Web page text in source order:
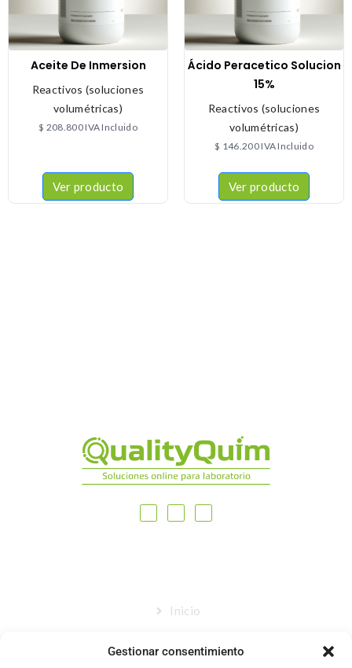
Gestionar consentimiento
Aceite De Inmersion
Reactivos (soluciones
volumétricas)
$ 208.800IVA Incluido
Ver producto
Ácido Peracetico Solucion
15%
Reactivos (soluciones
volumétricas)
$ 146.200IVA Incluido
Ver producto
Inicio